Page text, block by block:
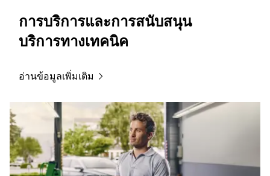
การบริการและการสนับสนุน
บริการทางเทคนิค
อ่านข้อมูลเพิ่มเติม